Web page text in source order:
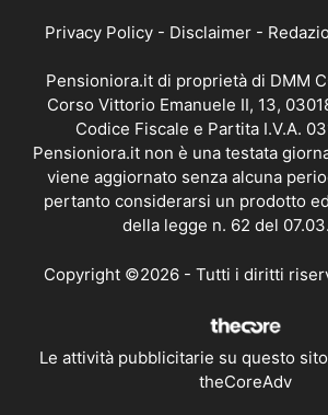
Privacy Policy - Disclaimer -
Pensioniora.it di proprietà di DMM
Corso Vittorio Emanuele II, 13,
Codice Fiscale e Partita I.V.A.
Pensioniora.it non è una testata
viene aggiornato senza alcuna
pertanto considerarsi un prodotto
della legge n. 62 del
Copyright ©2026 - Tutti i diritti
Le attività pubblicitarie su questo
theCoreAdv